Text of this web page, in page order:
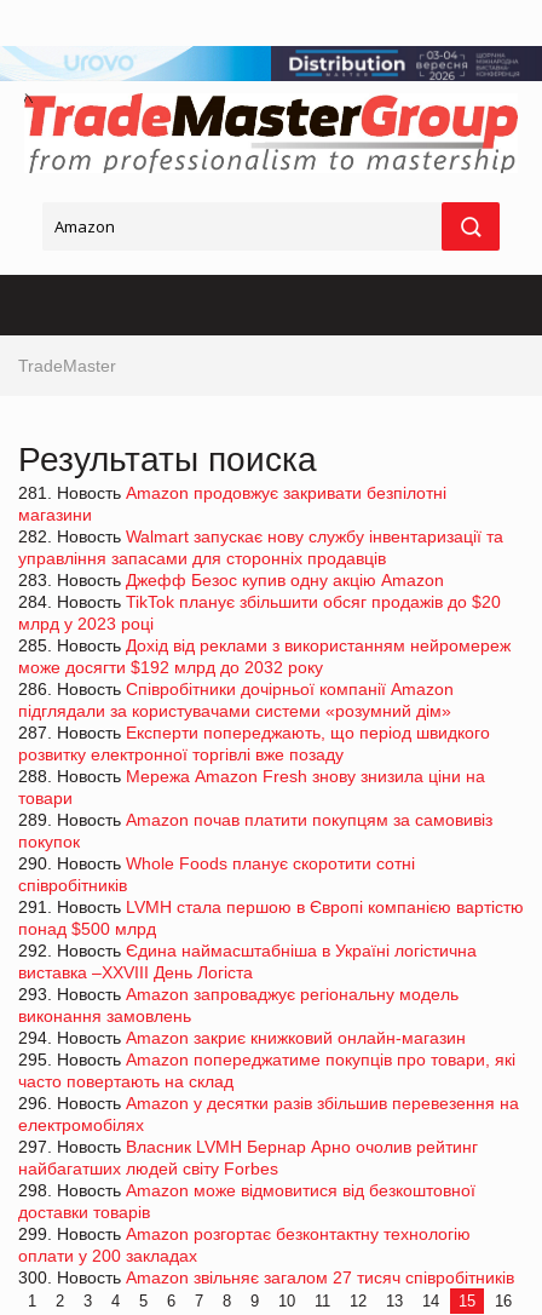
TradeMaster
Результаты поиска
281. Новость Amazon продовжує закривати безпілотні
магазини
282. Новость Walmart запускає нову службу інвентаризації та
управління запасами для сторонніх продавців
283. Новость Джефф Безос купив одну акцію Amazon
284. Новость TikTok планує збільшити обсяг продажів до $20
млрд у 2023 році
285. Новость Дохід від реклами з використанням нейромереж
може досягти $192 млрд до 2032 року
286. Новость Співробітники дочірньої компанії Amazon
підглядали за користувачами системи «розумний дім»
287. Новость Експерти попереджають, що період швидкого
розвитку електронної торгівлі вже позаду
288. Новость Мережа Amazon Fresh знову знизила ціни на
товари
289. Новость Amazon почав платити покупцям за самовивіз
покупок
290. Новость Whole Foods планує скоротити сотні
співробітників
291. Новость LVMH стала першою в Європі компанією вартістю
понад $500 млрд
292. Новость Єдина наймасштабніша в Україні логістична
виставка –XXVIII День Логіста
293. Новость Amazon запроваджує регіональну модель
виконання замовлень
294. Новость Amazon закриє книжковий онлайн-магазин
295. Новость Amazon попереджатиме покупців про товари, які
часто повертають на склад
296. Новость Amazon у десятки разів збільшив перевезення на
електромобілях
297. Новость Власник LVMH Бернар Арно очолив рейтинг
найбагатших людей світу Forbes
298. Новость Amazon може відмовитися від безкоштовної
доставки товарів
299. Новость Amazon розгортає безконтактну технологію
оплати у 200 закладах
300. Новость Amazon звільняє загалом 27 тисяч співробітників
1 2 3 4 5 6 7 8 9 10 11 12 13 14 15
16